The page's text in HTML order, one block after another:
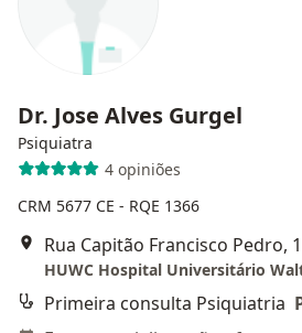
Dr. Jose Alves Gurgel
Psiquiatra
4 opiniões
CRM 5677 CE - RQE 1366
HUWC Hospital Universitário
Primeira consulta Psiquiatria